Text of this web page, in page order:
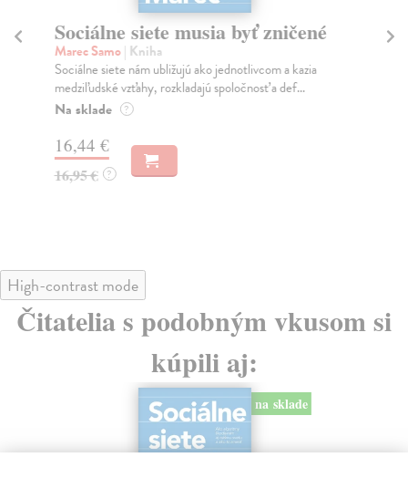
musia byť zničené
ubližujú ako jednotlivcom a kazia
rozkladajú spoločnosť a def...
Slovensko.
Kým sme. Kam
Mikloško František
Monograficky spracovaná
High-contrast mode
Čitatelia s podobným vkusom si
kúpili aj:
na sklade